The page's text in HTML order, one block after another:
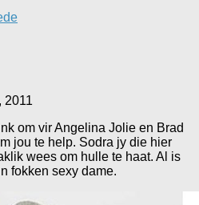
2011
om vir Angelina Jolie en Brad
jou te help. Sodra jy die hier
wees om hulle te haat. Al is
fokken sexy dame.